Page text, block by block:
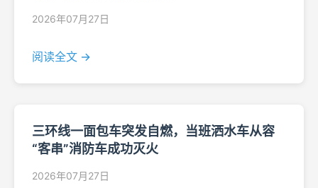
2026年07月27日
阅读全文 →
三环线一面包车突发自燃，当班洒水车从容
“客串”消防车成功灭火
2026年07月27日